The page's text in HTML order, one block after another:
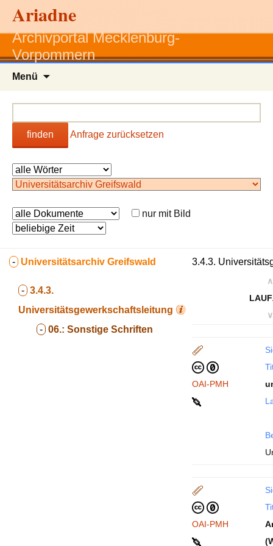
Ariadne
Archivportal Mecklenburg-
Vorpommern
Menü
finden Anfrage zurücksetzen
nur mit Bild
- Universitätsarchiv Greifswald
- 3.4.3.
Universitätsgewerkschaftsleitung
- 06.: Sonstige Schriften
3.4.3.
∧
∨
OAI-PMH
OAI-PMH